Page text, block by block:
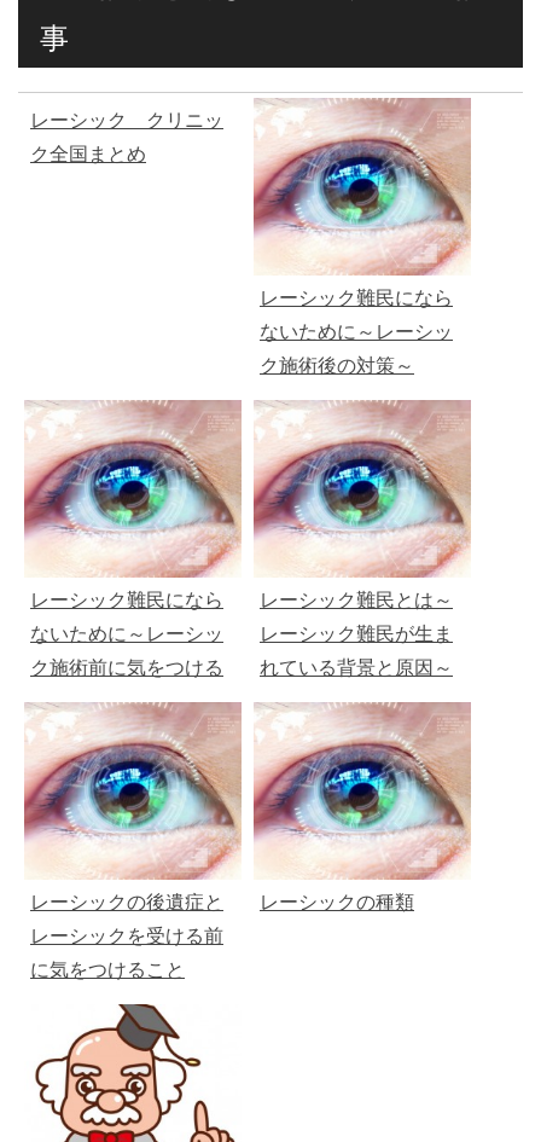
事
レーシック クリニッ
ク全国まとめ
レーシック難民になら
ないために～レーシッ
ク施術後の対策～
レーシック難民になら
ないために～レーシッ
ク施術前に気をつける
こと～
レーシック難民とは～
レーシック難民が生ま
れている背景と原因～
レーシックの後遺症と
レーシックを受ける前
に気をつけること
レーシックの種類